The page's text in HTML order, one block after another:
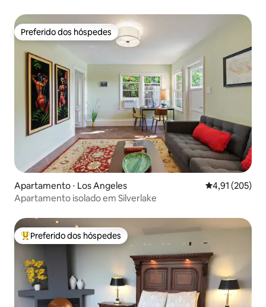
Preferido dos hóspedes
Preferido dos hóspedes
Apartamento ⋅ Los Angeles 4,91 de uma
4,91 (205)
Apartamento isolado em Silverlake
Entre os melhores preferidos dos hóspedes
Preferido dos hóspedes